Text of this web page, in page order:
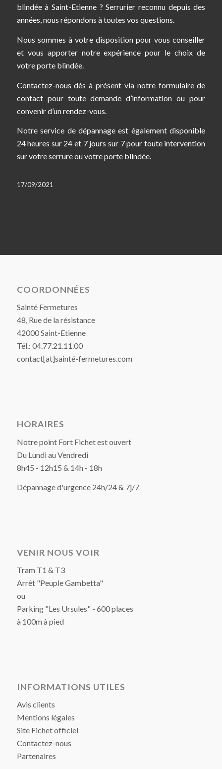
blindée à Saint-Etienne ? Serrurier reconnu depuis des
années, nous répondons à toutes vos questions.
Nous sommes à votre disposition pour vous conseiller
et vous apporter notre expérience pour le choix de
votre porte blindée.
Contactez-nous dès à présent via notre formulaire de
contact pour toute demande d’information ou pour
convenir d’un rendez-vous.
Notre service de dépannage est également disponible
24 heures sur 24 et 7 jours sur 7 pour toute intervention
sur votre serrure ou votre porte blindée.
17/09/2021
COORDONNÉES
Sainté Fermetures
48, Rue de la résistance
42000 Saint-Etienne
Tél.: 04.77.21.11.00
contact[at]sainté-fermetures.com
HORAIRES
Notre point Fort Fichet est ouvert
Du Lundi au Vendredi
8h45 - 12h15 & 14h - 18h
Dépannage d'urgence 24h/24 & 7j/7
VENIR NOUS VOIR
Tram T1 & T3
Arrêt "Peuple Gambetta"
ou
Parking "Les Ursules" - 600 places
à 100m à pied
INFORMATIONS UTILES
Avis clients
Mentions légales
Site Fichet officiel
Contactez-nous
Partenaires